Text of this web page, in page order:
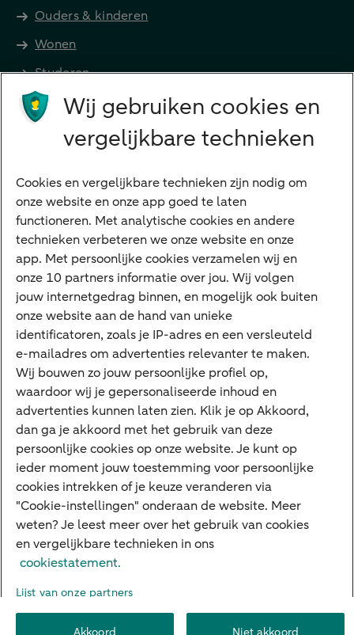
Ouders & kinderen
Wonen
Studeren
Preferred Banking
Digitale diensten
Internet Bankieren
ABN AMRO app
Tikkie
Apple Pay
Google Pay
Veilig bankieren
Meest gezocht
Hypotheek berekenen
E.dentifier
Jaaroverzicht
Rood staan
Over ABN AMRO
Werken bij ABN AMRO
DuurzaamheidVeiligheidPrivacy DisclaimerCookie-instellingen
Wij gebruiken cookies en
vergelijkbare technieken
Cookies en vergelijkbare technieken zijn nodig om
onze website en onze app goed te laten
functioneren. Met analytische cookies en andere
technieken verbeteren we onze website en onze
app. Met persoonlijke cookies verzamelen wij en
onze 10 partners informatie over jou. Wij volgen
jouw internetgedrag binnen, en mogelijk ook buiten
onze website aan de hand van unieke
identificatoren, zoals je IP-adres en een versleuteld
e-mailadres om advertenties relevanter te maken.
Wij bouwen zo jouw persoonlijke profiel op,
waardoor wij je gepersonaliseerde inhoud en
advertenties kunnen laten zien. Klik je op Akkoord,
dan ga je akkoord met het gebruik van deze
persoonlijke cookies op onze website. Je kunt op
ieder moment jouw toestemming voor persoonlijke
cookies intrekken of je keuze veranderen via
"Cookie-instellingen" onderaan de website. Meer
weten? Je leest meer over het gebruik van cookies
en vergelijkbare technieken in ons
cookiestatement.
Lijst van onze partners